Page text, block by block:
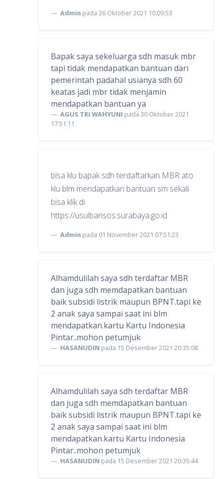
Admin pada 26 Oktober 2021 10:09:53
Bapak saya sekeluarga sdh masuk mbr
tapi tidak mendapatkan bantuan dari
pemerintah padahal usianya sdh 60
keatas jadi mbr tidak menjamin
mendapatkan bantuan ya
AGUS TRI WAHYUNI pada 30 Oktober 2021
17:51:11
bisa klu bapak sdh terdaftarkan MBR ato
klu blm mendapatkan bantuan sm sekali
bisa klik di
https://usulbansos.surabaya.go.id
Admin pada 01 November 2021 07:51:23
Alhamdulilah saya sdh terdaftar MBR
dan juga sdh memdapatkan bantuan
baik subsidi listrik maupun BPNT.tapi ke
2 anak saya sampai saat ini blm
mendapatkan.kartu Kartu Indonesia
Pintar..mohon petumjuk
HASANUDIN pada 15 Desember 2021 20:35:08
Alhamdulilah saya sdh terdaftar MBR
dan juga sdh memdapatkan bantuan
baik subsidi listrik maupun BPNT.tapi ke
2 anak saya sampai saat ini blm
mendapatkan.kartu Kartu Indonesia
Pintar..mohon petumjuk
HASANUDIN pada 15 Desember 2021 20:35:44